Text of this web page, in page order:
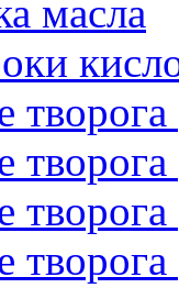
масла